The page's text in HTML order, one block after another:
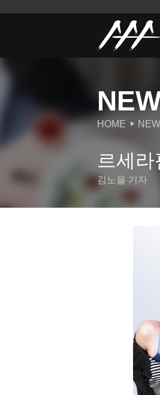
HOME
르세
김노을 기자